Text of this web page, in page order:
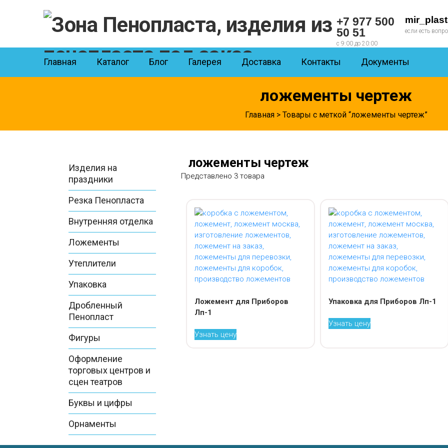
+7 977 500
50 51
с 9:00 до 20:00
если есть
Главная Каталог Блог Галерея Доставка Контакты Документы
ложементы чертеж
Главная> Товары с меткой “ложементы чертеж”
ложементы чертеж
Представлено 3 товара
Ложемент для Приборов
Лп-1
Узнать цену
Упаковка для Приборов Лп-1
Узнать цену
Изделия на
праздники
Резка Пенопласта
Внутренняя отделка
Ложементы
Утеплители
Упаковка
Дробленный
Пенопласт
Фигуры
Оформление
торговых центров и
сцен театров
Буквы и цифры
Орнаменты